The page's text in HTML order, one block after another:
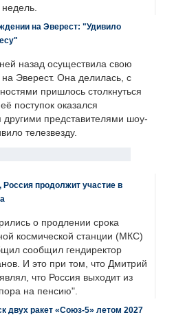
недель.
на Эверест: "Удивило
назад осуществила свою
Эверест. Она делилась, с
пришлось столкнуться
поступок оказался
другими представителями шоу-
телезвезду.
Россия продолжит участие в
о продлении срока
космической станции (МКС)
сообщил гендиректор
И это при том, что Дмитрий
что Россия выходит из
на пенсию".
двух ракет «Союз-5» летом 2027